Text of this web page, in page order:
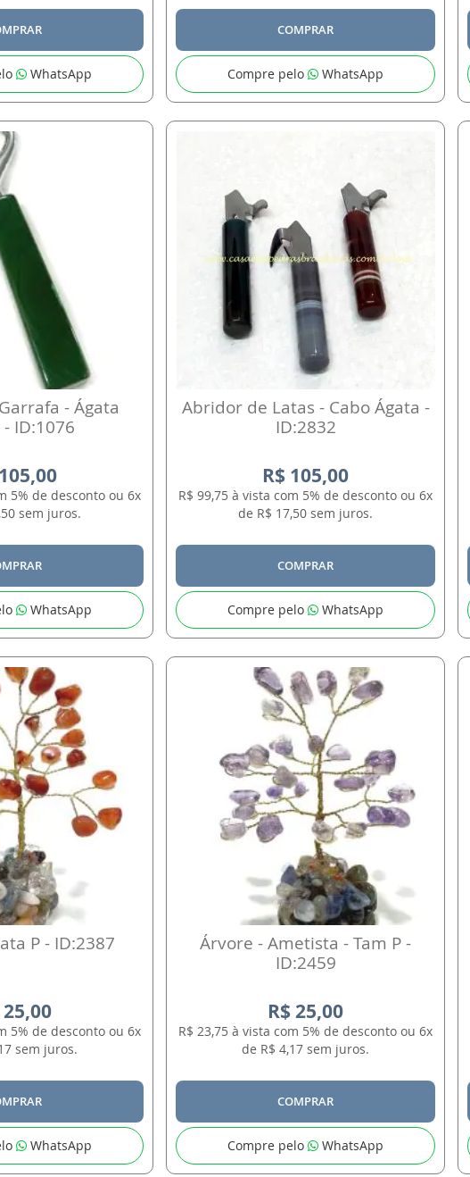
WhatsApp
COMPRAR
Compre pelo WhatsApp
- Ágata
ID:1076
5% de desconto ou 6x
sem juros.
WhatsApp
Abridor de Latas - Cabo Ágata -
ID:2832
R$ 105,00
R$ 99,75 à vista com 5% de desconto ou 6x
de R$ 17,50 sem juros.
COMPRAR
Compre pelo WhatsApp
P - ID:2387
25,00
5% de desconto ou 6x
sem juros.
WhatsApp
Árvore - Ametista - Tam P -
ID:2459
R$ 25,00
R$ 23,75 à vista com 5% de desconto ou 6x
de R$ 4,17 sem juros.
COMPRAR
Compre pelo WhatsApp